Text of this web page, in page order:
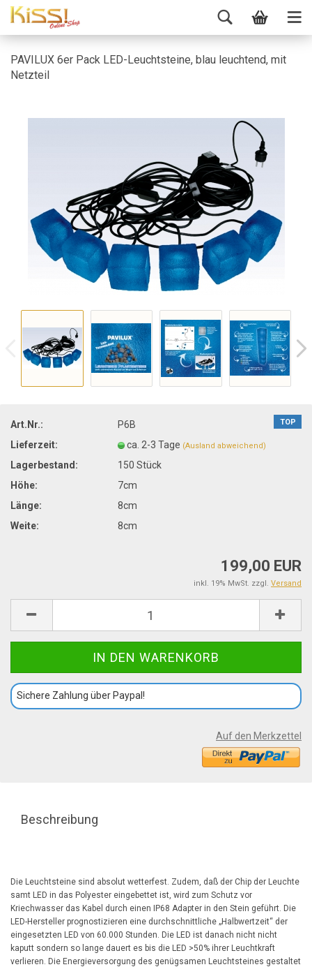
PAVILUX 6er Pack LED-Leuchtsteine, blau leuchtend, mit
Netzteil
TOP
Art.Nr.:
P6B
Lieferzeit:
ca. 2-3 Tage (Ausland abweichend)
Lagerbestand: 150Stück
Höhe:
7cm
Länge:
8cm
Weite:
8cm
199,00 EUR
inkl. 19% MwSt. zzgl. Versand
Sichere Zahlung über Paypal!
Auf den Merkzettel
Beschreibung
Die Leuchtsteine sind absolut wetterfest. Zudem, daß der Chip der Leuchte
samt LED in das Polyester eingebettet ist, wird zum Schutz vor
Kriechwasser das Kabel durch einen IP68 Adapter in den Stein geführt. Die
LED-Hersteller prognostizieren eine durchschnittliche „Halbwertzeit“ der
eingesetzten LED von 60.000 Stunden. Die LED ist danach nicht nicht
kaputt sondern so lange dauert es bis die LED >50% ihrer Leuchtkraft
verlieren. Die Energieversorgung des genügsamen Leuchtsteines gestaltet